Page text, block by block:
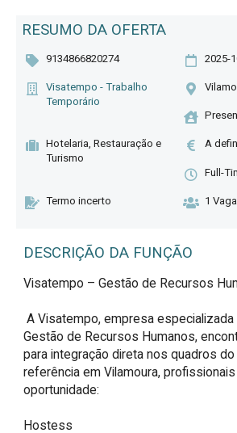
RESUMO DA OFERTA
9134866820274 2025-
Visatempo - Trabalho
Temporário
Hotelaria, Restauração e
Turismo
A
Full-
Termo incerto 1 Vaga
DESCRIÇÃO DA FUNÇÃO
Visatempo – Gestão de Recursos
A Visatempo, empresa especializada na área da
Gestão de Recursos Humanos,
para integração direta nos quadros
referência em Vilamoura,
oportunidade:
Hostess